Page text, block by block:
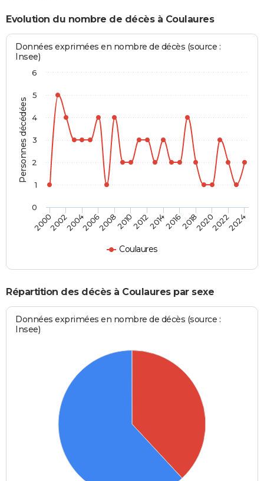
Evolution du nombre de décès à Coulaures
Personnes décédées
Données exprimées en nombre de décès (source :
Insee)
Coulaures
2000200220042006200820102012201420162018202020222024
0
1
2
3
4
5
6
Répartition des décès à Coulaures par sexe
Données exprimées en nombre de décès (source :
Insee)